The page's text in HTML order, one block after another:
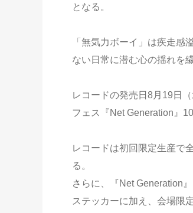
となる。
「無気力ボーイ」は疾走
ない日常に潜む心の揺れを
レコードの発売日8月19日
フェス『Net Generation』
レコードは初回限定生産で
る。
さらに、『Net Generation
ステッカーに加え、会場限